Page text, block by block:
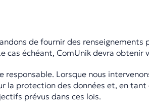
de fournir des
échéant, ComUnik devra obtenir
Lorsque nous
la protection des données et, en
prévus dans ces lois.